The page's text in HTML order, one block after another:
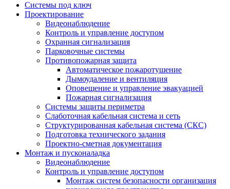
Системы под ключ
Проектирование
Видеонаблюдение
Контроль и управление доступом
Охранная сигнализация
Парковочные системы
Противопожарная защита
Автоматическое пожаротушение
Дымоудаление и вентиляция
Оповещение и управление эвакуацией
Пожарная сигнализация
Системы защиты периметра
Слаботочная кабельная система и сеть
Структурированная кабельная система (СКС)
Подготовка технического задания
Проектно-сметная документация
Монтаж и пусконаладка
Видеонаблюдение
Контроль и управление доступом
Монтаж систем безопасности организация